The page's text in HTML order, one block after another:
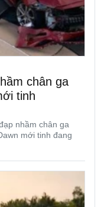
chân ga
tinh
nhầm chân ga
mới tinh đang